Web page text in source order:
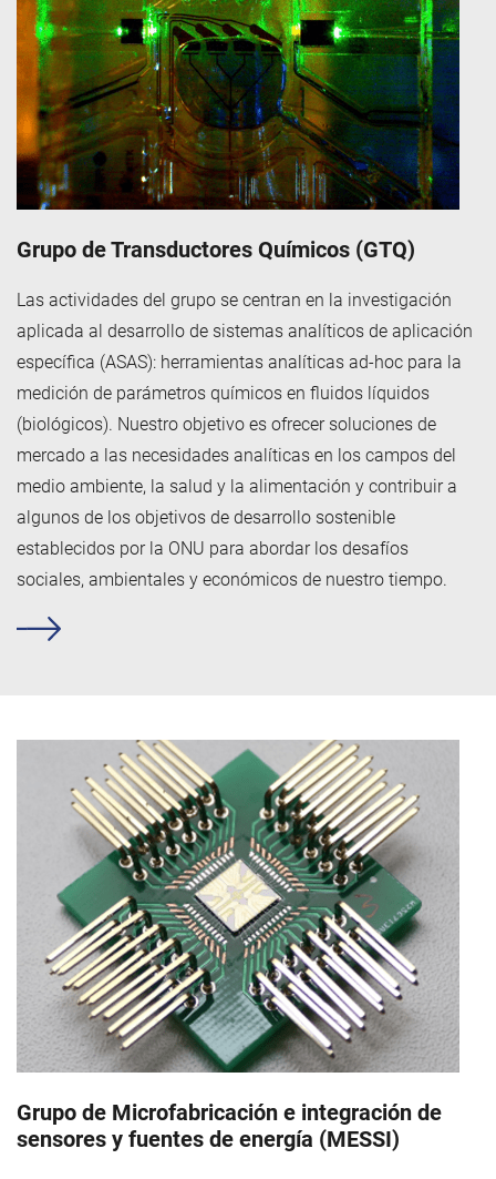
Grupo de Transductores Químicos (GTQ)
Las actividades del grupo se centran en la investigación
aplicada al desarrollo de sistemas analíticos de aplicación
específica (ASAS): herramientas analíticas ad-hoc para la
medición de parámetros químicos en fluidos líquidos
(biológicos). Nuestro objetivo es ofrecer soluciones de
mercado a las necesidades analíticas en los campos del
medio ambiente, la salud y la alimentación y contribuir a
algunos de los objetivos de desarrollo sostenible
establecidos por la ONU para abordar los desafíos
sociales, ambientales y económicos de nuestro tiempo.
Grupo de Microfabricación e integración de
sensores y fuentes de energía (MESSI)